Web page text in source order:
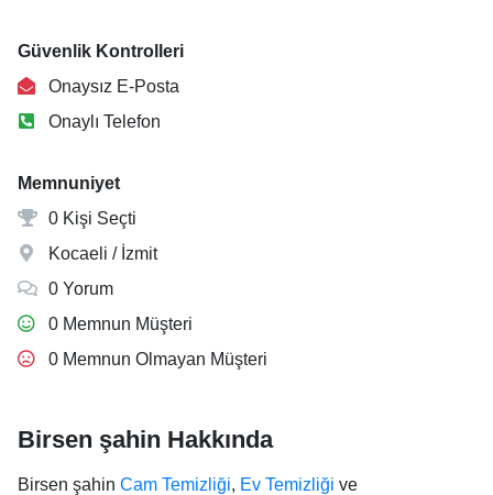
Güvenlik Kontrolleri
Onaysız E-Posta
Onaylı Telefon
Memnuniyet
0 Kişi Seçti
Kocaeli / İzmit
0 Yorum
0 Memnun Müşteri
0 Memnun Olmayan Müşteri
Birsen şahin Hakkında
Birsen şahin Cam Temizliği, Ev Temizliği ve